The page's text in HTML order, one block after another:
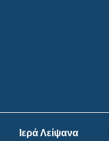
Ιερά Λείψανα